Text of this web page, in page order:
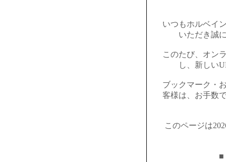
いつもホルベイ
いただき誠
このたび、オン
し、新しい
ブックマーク・
客様は、お手数
このページは
■